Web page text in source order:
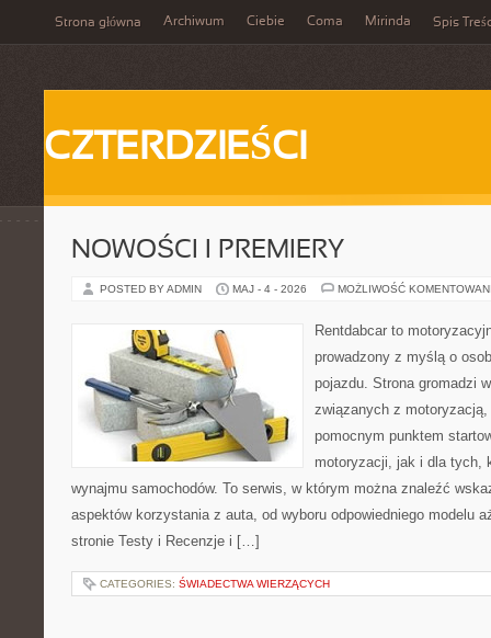
Strona główna Archiwum Ciebie Coma Mirinda Spis
CZTERDZIEŚCI
NOWOŚCI I PREMIERY
POSTED BY ADMIN MAJ - 4 - 2026 MOŻLIWOŚĆ
Rentdabcar to
prowadzony z myślą o
pojazdu. Strona gromadzi
związanych z
pomocnym punktem
motoryzacji, jak i dla tych,
wynajmu samochodów. To serwis, w którym można znaleźć
aspektów korzystania z auta, od wyboru odpowiedniego modelu
stronie Testy i Recenzje i […]
CATEGORIES: ŚWIADECTWA WIERZĄCYCH